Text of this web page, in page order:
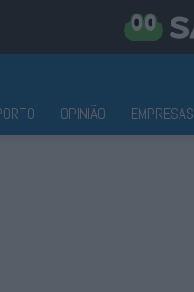
OPINIÃO EMPRESAS